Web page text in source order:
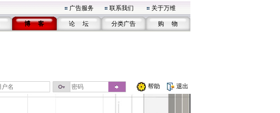
广告服务 联系我们 关于万维
博 客 论 坛 分类广告 购 物
帮助 退出